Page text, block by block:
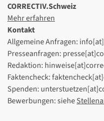
CORRECTIV.Schweiz
Mehr erfahren
Kontakt
Allgemeine Anfragen:
Presseanfragen:
Redaktion:
Faktencheck:
Spenden:
Bewerbungen: siehe